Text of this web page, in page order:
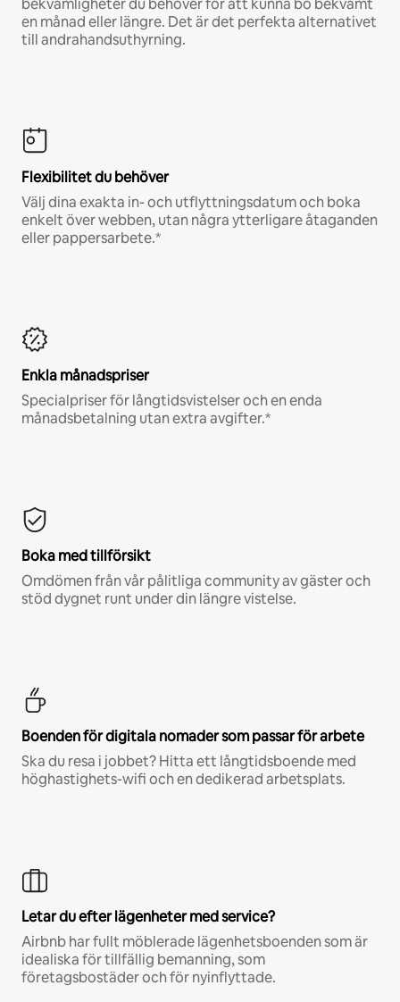
bekvämligheter du behöver för att kunna bo bekvämt
en månad eller längre. Det är det perfekta alternativet
till andrahandsuthyrning.
Flexibilitet du behöver
Välj dina exakta in- och utflyttningsdatum och boka
enkelt över webben, utan några ytterligare åtaganden
eller pappersarbete.*
Enkla månadspriser
Specialpriser för långtidsvistelser och en enda
månadsbetalning utan extra avgifter.*
Boka med tillförsikt
Omdömen från vår pålitliga community av gäster och
stöd dygnet runt under din längre vistelse.
Boenden för digitala nomader som passar för arbete
Ska du resa i jobbet? Hitta ett långtidsboende med
höghastighets-wifi och en dedikerad arbetsplats.
Letar du efter lägenheter med service?
Airbnb har fullt möblerade lägenhetsboenden som är
idealiska för tillfällig bemanning, som
företagsbostäder och för nyinflyttade.